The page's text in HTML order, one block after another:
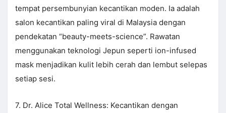
tempat persembunyian kecantikan moden. Ia adalah
salon kecantikan paling viral di Malaysia dengan
pendekatan “beauty-meets-science”. Rawatan
menggunakan teknologi Jepun seperti ion-infused
mask menjadikan kulit lebih cerah dan lembut selepas
setiap sesi.
7. Dr. Alice Total Wellness: Kecantikan dengan